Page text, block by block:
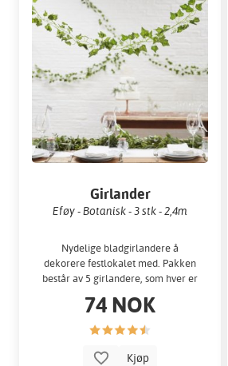
Girlander
Eføy - Botanisk - 3 stk - 2,4m
Nydelige bladgirlandere å
dekorere festlokalet med. Pakken
består av 5 girlandere, som hver er
74 NOK
Kjøp